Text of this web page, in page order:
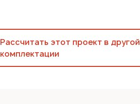
Рассчитать этот проект в другой
комплектации